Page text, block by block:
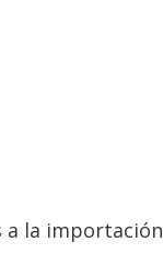
a la importación